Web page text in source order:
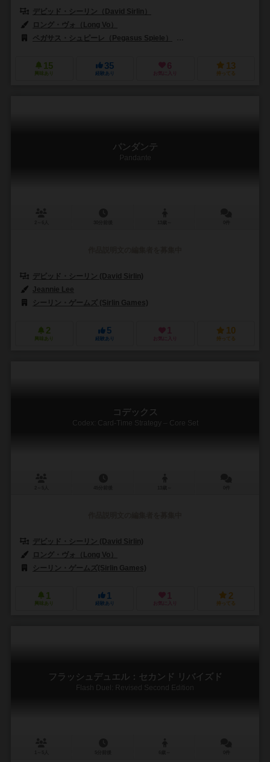
デビッド・シーリン（David Sirlin）
ロング・ヴォ（Long Vo）
ペガサス・シュピーレ（Pegasus Spiele）
15
興味あり
35
経験あり
6
お気に入り
13
持ってる
パンダンテ
Pandante
デビッド・シーリン (David Sirlin)
Jeannie Lee
シーリン・ゲームズ (Sirlin Games)
2
興味あり
5
経験あり
1
お気に入り
10
持ってる
コデックス
Codex: Card-Time Strategy – Core Set
デビッド・シーリン (David Sirlin)
ロング・ヴォ（Long Vo）
シーリン・ゲームズ(Sirlin Games)
1
興味あり
1
経験あり
1
お気に入り
2
持ってる
フラッシュデュエル：セカンド リバイズド
Flash Duel: Revised Second Edition